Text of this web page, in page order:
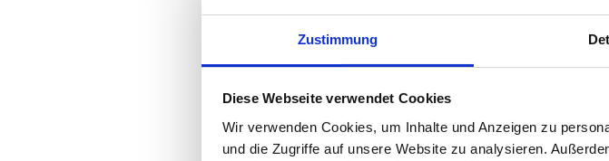
Zustimmung
Diese Webseite verwendet Cookies
Wir verwenden Cookies, um Inhalte und Anzeigen zu
und die Zugriffe auf unsere Website zu analysieren.